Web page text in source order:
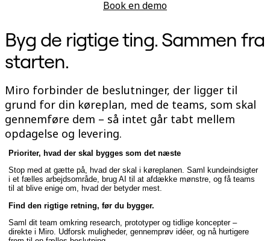
Whiteboard
Kanban
Tidslinjer
Slides
Brugstilfælde
Udvalgt
Udforsk AI-håndbøger
Gå på opdagelse i Miroverse
Generelt
Diagramming
Workshops
Brainstorming
Mindmaps
Flowdiagrammer
Specialiserede
Køreplaner
Book en demo
Byg de rigtige ting. Sammen fra
starten.
Miro forbinder de beslutninger, der ligger til
grund for din køreplan, med de teams, som skal
gennemføre dem – så intet går tabt mellem
opdagelse og levering.
Prioriter, hvad der skal bygges som det næste
Stop med at gætte på, hvad der skal i køreplanen. Saml kundeindsigter
i et fælles arbejdsområde, brug AI til at afdække mønstre, og få teams
til at blive enige om, hvad der betyder mest.
Find den rigtige retning, før du bygger.
Saml dit team omkring research, prototyper og tidlige koncepter –
direkte i Miro. Udforsk muligheder, gennemprøv idéer, og nå hurtigere